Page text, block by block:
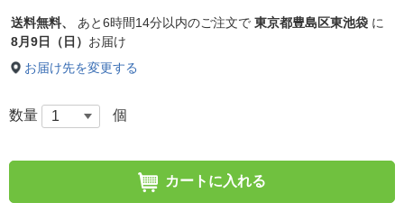
送料無料、 あと6時間14分以内のご注文で 東京都豊島区東池袋 に
8月9日（日） お届け
お届け先を変更する
数量 個
カートに入れる